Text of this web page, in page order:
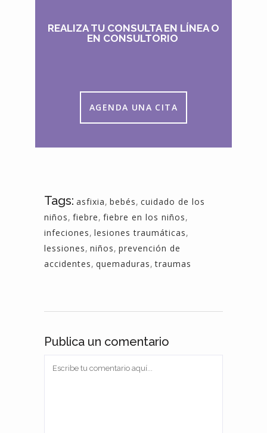
REALIZA TU CONSULTA EN LÍNEA O
EN CONSULTORIO
AGENDA UNA CITA
Tags: asfixia, bebés, cuidado de los
niños, fiebre, fiebre en los niños,
infeciones, lesiones traumáticas,
lessiones, niños, prevención de
accidentes, quemaduras,traumas
Publica un comentario